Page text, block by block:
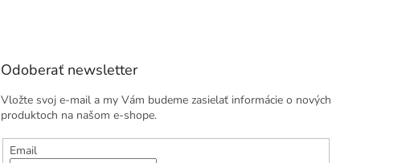
Odoberať newsletter
Vložte svoj e-mail a my Vám budeme zasielať informácie o nových
produktoch na našom e-shope.
Email